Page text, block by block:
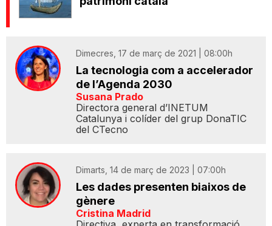
Dimecres, 17 de març de 2021 | 08:00h
La tecnologia com a accelerador
de l’Agenda 2030
Susana Prado
Directora general d’INETUM
Catalunya i colíder del grup DonaTIC
del CTecno
Dimarts, 14 de març de 2023 | 07:00h
Les dades presenten biaixos de
gènere
Cristina Madrid